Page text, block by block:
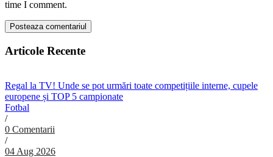
time I comment.
Articole Recente
Regal la TV! Unde se pot urmări toate competițiile interne, cupele
europene și TOP 5 campionate
Fotbal
/
0 Comentarii
/
04 Aug 2026